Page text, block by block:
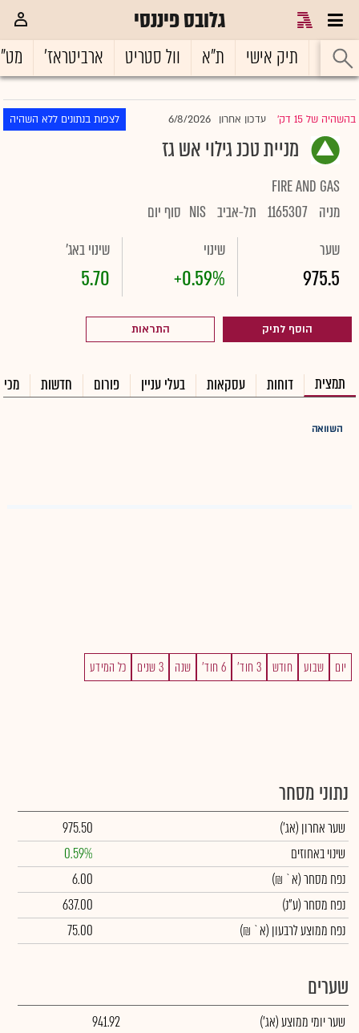
גלובס פיננסי
ראשי תיק אישי ת"א וול סטריט ארביטראז'
בהשהיה של 15 דק' |עדכון אחרון 6/8/2026 לצפות בנתונים ללא השהיה
מניית טכנ גילוי אש גז
FIRE AND GAS
מניה 1165307 תל-אביב NIS סוף יום
שער
975.5
שינוי
+0.59%
שינוי באג'
5.70
הוסף לתיק התראות
תמצית דוחות עסקאות בעלי עניין פורום חדשות
השוואה
יום שבוע חודש 3 חוד' 6 חוד' שנה 3 שנים כל המידע
נתוני מסחר
שער אחרון (אג')
975.50
שינוי באחוזים
0.59%
נפח מסחר(א` ₪)
6.00
נפח מסחר(ע"נ)
637.00
נפח ממוצע לרבעון (א` ₪)
75.00
שערים
שער יומי ממוצע(אג')
941.92